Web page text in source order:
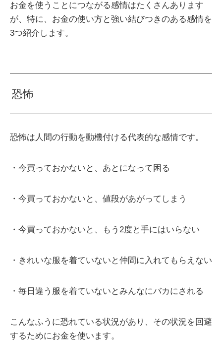
お金を使うことにつながる感情はたくさんあります
が、特に、お金の使い方と強い結びつきのある感情を
3つ紹介します。
恐怖
恐怖は人間の行動を動機付ける代表的な感情です。
・今買っておかないと、あとになって困る
・今買っておかないと、値段があがってしまう
・今買っておかないと、もう2度と手にはいらない
・きれいな服を着ていないと仲間に入れてもらえない
・毎日違う服を着ていないとみんなにバカにされる
こんなふうに恐れている状況があり、その状況を回避
するためにお金を使います。